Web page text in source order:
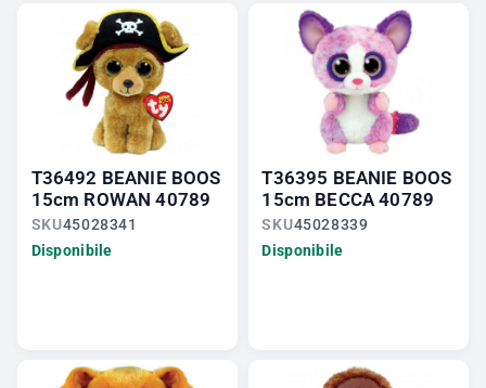
T36492 BEANIE BOOS
15cm ROWAN 40789
SKU45028341
Disponibile
T36395 BEANIE BOOS
15cm BECCA 40789
SKU45028339
Disponibile